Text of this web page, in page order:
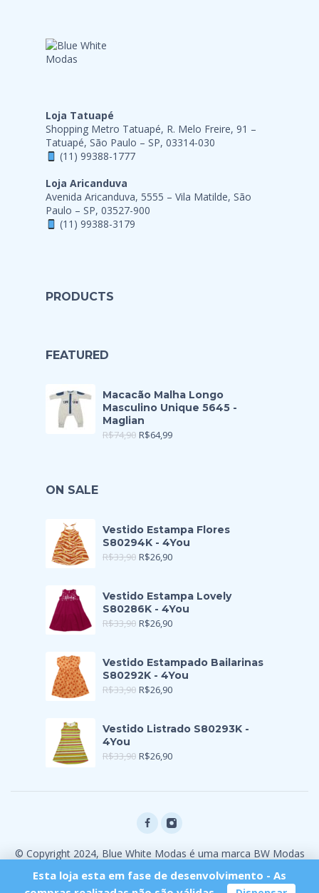
Loja Tatuapé
Shopping Metro Tatuapé, R. Melo Freire, 91 –
Tatuapé, São Paulo – SP, 03314-030
(11) 99388-1777
Loja Aricanduva
Avenida Aricanduva, 5555 – Vila Matilde, São
Paulo – SP, 03527-900
(11) 99388-3179
PRODUCTS
FEATURED
Macacão Malha Longo
Masculino Unique 5645 -
Maglian
R$74,90 R$64,99
ON SALE
Vestido Estampa Flores
S80294K - 4You
R$33,90 R$26,90
Vestido Estampa Lovely
S80286K - 4You
R$33,90 R$26,90
Vestido Estampado Bailarinas
S80292K - 4You
R$33,90 R$26,90
Vestido Listrado S80293K -
4You
R$33,90 R$26,90
© Copyright 2024, Blue White Modas é uma marca BW Modas
Esta loja esta em fase de desenvolvimento - As